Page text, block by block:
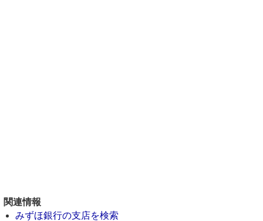
関連情報
みずほ銀行の支店を検索